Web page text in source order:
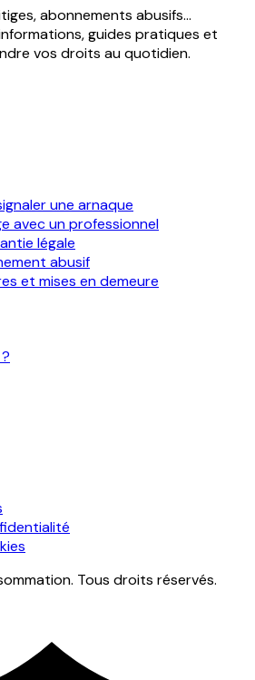
abonnements abusifs...
guides pratiques et
vos droits au quotidien.
une arnaque
avec un professionnel
légale
abusif
et mises en demeure
Tous droits réservés.